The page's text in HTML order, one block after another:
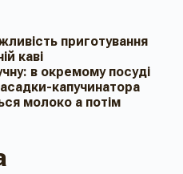
приготування
каві
в ​​окремому посуді
капучинатора
молоко а потім